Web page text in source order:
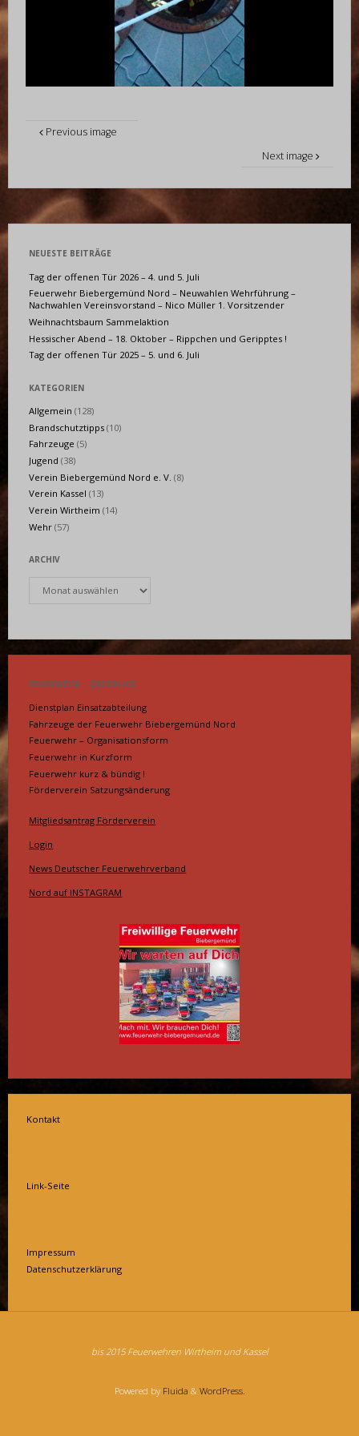
Previous image
Next image
NEUESTE BEITRÄGE
Tag der offenen Tür 2026 – 4. und 5. Juli
Feuerwehr Biebergemünd Nord – Neuwahlen Wehrführung –
Nachwahlen Vereinsvorstand – Nico Müller 1. Vorsitzender
Weihnachtsbaum Sammelaktion
Hessischer Abend – 18. Oktober – Rippchen und Geripptes !
Tag der offenen Tür 2025 – 5. und 6. Juli
KATEGORIEN
Allgemein (128)
Brandschutztipps (10)
Fahrzeuge (5)
Jugend (38)
Verein Biebergemünd Nord e. V. (8)
Verein Kassel (13)
Verein Wirtheim (14)
Wehr (57)
ARCHIV
FEUERWEHR – ÜBERBLICK
Dienstplan Einsatzabteilung
Fahrzeuge der Feuerwehr Biebergemünd Nord
Feuerwehr – Organisationsform
Feuerwehr in Kurzform
Feuerwehr kurz & bündig !
Förderverein Satzungsänderung
Mitgliedsantrag Förderverein
Login
News Deutscher Feuerwehrverband
Nord auf INSTAGRAM
Kontakt
Link-Seite
Impressum
Datenschutzerklärung
bis 2015 Feuerwehren Wirtheim und Kassel
Powered byFluida & WordPress.